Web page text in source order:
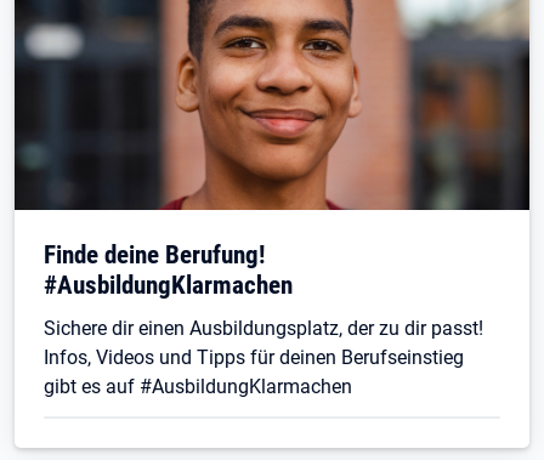
Finde deine Berufung!
#AusbildungKlarmachen
Sichere dir einen Ausbildungsplatz, der zu dir passt!
Infos, Videos und Tipps für deinen Berufseinstieg
gibt es auf #AusbildungKlarmachen